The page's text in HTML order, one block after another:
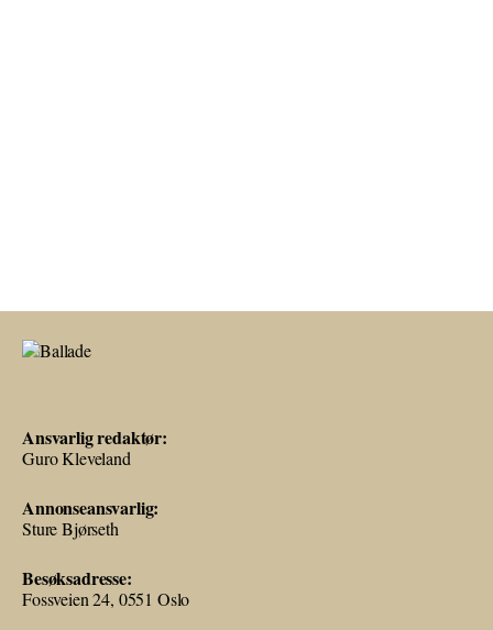
Ansvarlig redaktør:
Guro Kleveland
Annonseansvarlig:
Sture Bjørseth
Besøksadresse:
Fossveien 24, 0551 Oslo